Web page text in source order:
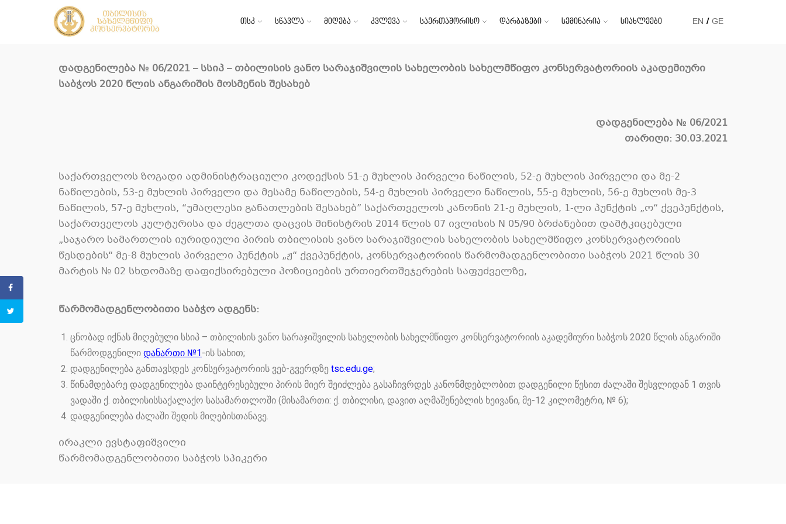
თსკ სწავლა მიღება კვლევა საერთაშორისო დარბაზები სემინარია სიახლეები EN GE
დადგენილება № 06/2021 – სსიპ – თბილისის ვანო სარაჯიშვილის სახელობის სახელმწიფო კონსერვატორიის აკადემიური
საბჭოს 2020 წლის ანგარიშის მოსმენის შესახებ
დადგენილება № 06/2021
თარიღი: 30.03.2021
საქართველოს ზოგადი ადმინისტრაციული კოდექსის 51-ე მუხლის პირველი ნაწილის, 52-ე მუხლის პირველი და მე-2
ნაწილების, 53-ე მუხლის პირველი და მესამე ნაწილების, 54-ე მუხლის პირველი ნაწილის, 55-ე მუხლის, 56-ე მუხლის მე-3
ნაწილის, 57-ე მუხლის, “უმაღლესი განათლების შესახებ” საქართველოს კანონის 21-ე მუხლის, 1-ლი პუნქტის „ო“ ქვეპუნქტის,
საქართველოს კულტურისა და ძეგლთა დაცვის მინისტრის 2014 წლის 07 ივლისის N 05/90 ბრძანებით დამტკიცებული
„საჯარო სამართლის იურიდიული პირის თბილისის ვანო სარაჯიშვილის სახელობის სახელმწიფო კონსერვატორიის
წესდების“ მე-8 მუხლის პირველი პუნქტის „ჟ“ ქვეპუნქტის, კონსერვატორიის წარმომადგენლობითი საბჭოს 2021 წლის 30
მარტის № 02 სხდომაზე დაფიქსირებული პოზიციების ურთიერთშეჯერების საფუძველზე,
წარმომადგენლობითი საბჭო ადგენს:
ცნობად იქნას მიღებული სსიპ – თბილისის ვანო სარაჯიშვილის სახელობის სახელმწიფო კონსერვატორიის აკადემიური საბჭოს 2020 წლის ანგარიში
წარმოდგენილი დანართი №1-ის სახით;
დადგენილება განთავსდეს კონსერვატორიის ვებ-გვერდზე tsc.edu.ge;
წინამდებარე დადგენილება დაინტერესებული პირის მიერ შეიძლება გასაჩივრდეს კანონმდებლობით დადგენილი წესით ძალაში შესვლიდან 1 თვის
ვადაში ქ. თბილისისსაქალაქო სასამართლოში (მისამართი: ქ. თბილისი, დავით აღმაშენებლის ხეივანი, მე-12 კილომეტრი, № 6);
დადგენილება ძალაში შედის მიღებისთანავე.
ირაკლი ევსტაფიშვილი
წარმომადგენლობითი საბჭოს სპიკერი